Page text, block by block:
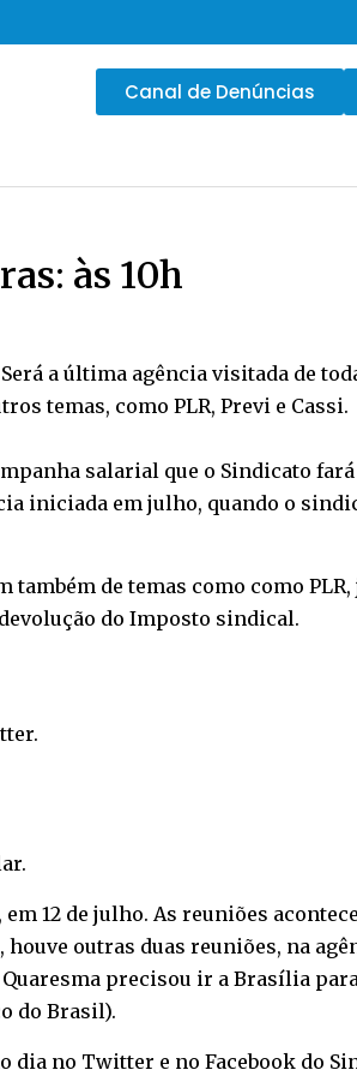
Canal de Denúncias
às 10h
a última agência visitada de
temas, como PLR, Previ e Cassi.
salarial que o Sindicato
iniciada em julho, quando o
de temas como como
do Imposto sindical.
.
.
12 de julho. As reuniões
houve outras duas reuniões, na
precisou ir a Brasília
do Brasil).
dia no Twitter e no Facebook do